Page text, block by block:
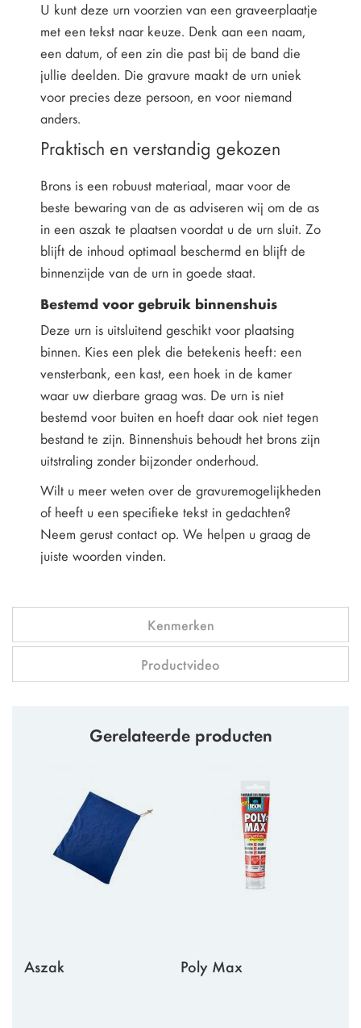
U kunt deze urn voorzien van een graveerplaatje
met een tekst naar keuze. Denk aan een naam,
een datum, of een zin die past bij de band die
jullie deelden. Die gravure maakt de urn uniek
voor precies deze persoon, en voor niemand
anders.
Praktisch en verstandig gekozen
Brons is een robuust materiaal, maar voor de
beste bewaring van de as adviseren wij om de as
in een aszak te plaatsen voordat u de urn sluit. Zo
blijft de inhoud optimaal beschermd en blijft de
binnenzijde van de urn in goede staat.
Bestemd voor gebruik binnenshuis
Deze urn is uitsluitend geschikt voor plaatsing
binnen. Kies een plek die betekenis heeft: een
vensterbank, een kast, een hoek in de kamer
waar uw dierbare graag was. De urn is niet
bestemd voor buiten en hoeft daar ook niet tegen
bestand te zijn. Binnenshuis behoudt het brons zijn
uitstraling zonder bijzonder onderhoud.
Wilt u meer weten over de gravuremogelijkheden
of heeft u een specifieke tekst in gedachten?
Neem gerust contact op. We helpen u graag de
juiste woorden vinden.
Kenmerken
Productvideo
Gerelateerde producten
Aszak Poly Max